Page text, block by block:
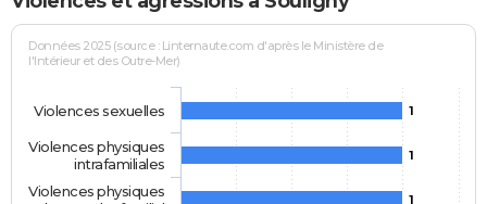
Données 2025 (source : Linternaute.com d'après le Ministère de
l'Intérieur et des Outre-Mer)
1
1
1
Violences sexuelles
Violences physiques
intrafamiliales
Violences physiques